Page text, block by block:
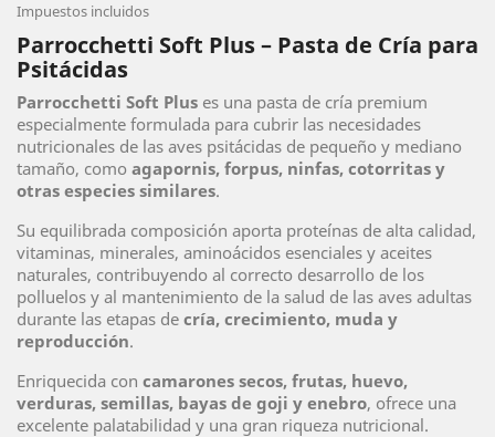
Impuestos incluidos
Parrocchetti Soft Plus – Pasta de Cría para
Psitácidas
Parrocchetti Soft Plus es una pasta de cría premium
especialmente formulada para cubrir las necesidades
nutricionales de las aves psitácidas de pequeño y mediano
tamaño, como agapornis, forpus, ninfas, cotorritas y
otras especies similares.
Su equilibrada composición aporta proteínas de alta calidad,
vitaminas, minerales, aminoácidos esenciales y aceites
naturales, contribuyendo al correcto desarrollo de los
polluelos y al mantenimiento de la salud de las aves adultas
durante las etapas de cría, crecimiento, muda y
reproducción.
Enriquecida con camarones secos, frutas, huevo,
verduras, semillas, bayas de goji y enebro, ofrece una
excelente palatabilidad y una gran riqueza nutricional.